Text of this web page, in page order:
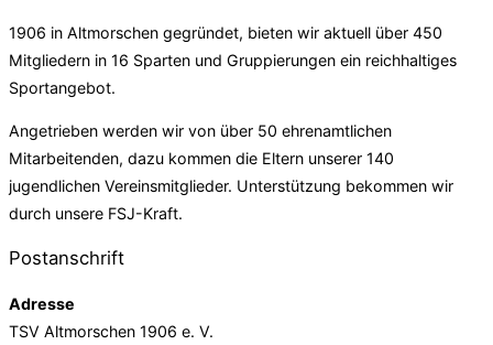
1906 in Altmorschen gegründet, bieten wir aktuell über 450
Mitgliedern in 16 Sparten und Gruppierungen ein reichhaltiges
Sportangebot.
Angetrieben werden wir von über 50 ehrenamtlichen
Mitarbeitenden, dazu kommen die Eltern unserer 140
jugendlichen Vereinsmitglieder. Unterstützung bekommen wir
durch unsere FSJ-Kraft.
Postanschrift
Adresse
TSV Altmorschen 1906 e. V.